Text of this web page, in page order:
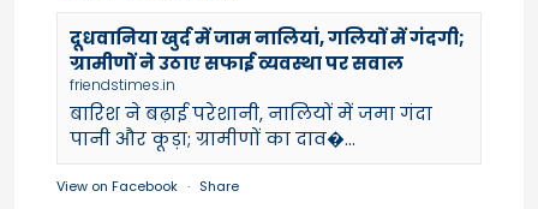
दूधवानिया खुर्द में जाम नालियां, गलियों में गंदगी;
ग्रामीणों ने उठाए सफाई व्यवस्था पर सवाल
friendstimes.in
बारिश ने बढ़ाई परेशानी, नालियों में जमा गंदा
पानी और कूड़ा; ग्रामीणों का दाव�...
View on Facebook · Share